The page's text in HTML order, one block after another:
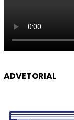
ADVETORIAL